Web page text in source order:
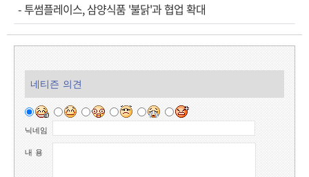
-투썸플레이스, 삼양식품 '불닭'과 협업 확대
네티즌 의견
닉네임
내 용